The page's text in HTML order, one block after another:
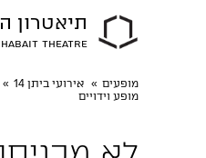
תיאטרון
HABAIT THEATRE
מופעים » אירועי ביתן 14 »
מופע וידויים